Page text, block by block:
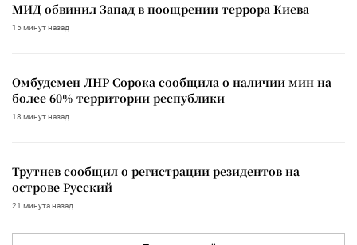
МИД обвинил Запад в поощрении террора Киева
15 минут назад
Омбудсмен ЛНР Сорока сообщила о наличии мин на
более 60% территории республики
18 минут назад
Трутнев сообщил о регистрации резидентов на
острове Русский
21 минута назад